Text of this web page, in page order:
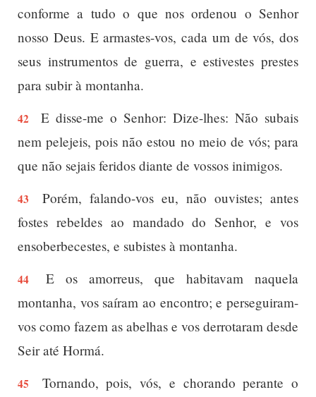
conforme a tudo o que nos ordenou o Senhor
nosso Deus. E armastes-vos, cada um de vós, dos
seus instrumentos de guerra, e estivestes prestes
para subir à montanha.
42
E disse-me o Senhor: Dize-lhes: Não subais
nem pelejeis, pois não estou no meio de vós; para
que não sejais feridos diante de vossos inimigos.
43
Porém, falando-vos eu, não ouvistes; antes
fostes rebeldes ao mandado do Senhor, e vos
ensoberbecestes, e subistes à montanha.
44
E os amorreus, que habitavam naquela
montanha, vos saíram ao encontro; e perseguiram-
vos como fazem as abelhas e vos derrotaram desde
Seir até Hormá.
45
Tornando, pois, vós, e chorando perante o